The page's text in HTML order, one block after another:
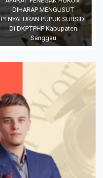
DIHARAP MENGUSUT
PENYALURAN PUPUK SUBSIDI
Di DKPTPHP Kabupaten
Sanggau